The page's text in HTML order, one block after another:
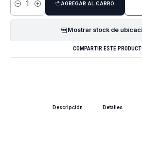
Cantidad
AGREGAR AL CARRO
Mostrar stock de
COMPARTIR ESTE
Descripción Detalles